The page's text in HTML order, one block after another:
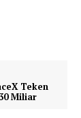
Teken
Miliar